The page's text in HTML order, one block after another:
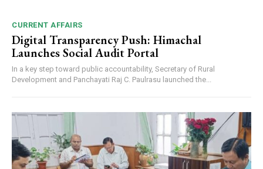
CURRENT AFFAIRS
Digital Transparency Push: Himachal
Launches Social Audit Portal
In a key step toward public accountability, Secretary of Rural
Development and Panchayati Raj C. Paulrasu launched the...